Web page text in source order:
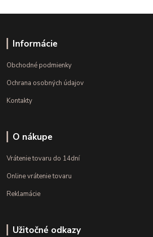
Informácie
Obchodné podmienky
Ochrana osobných údajov
Kontakty
O nákupe
Vrátenie tovaru do 14dní
Online vrátenie tovaru
Reklamácie
Užitočné odkazy